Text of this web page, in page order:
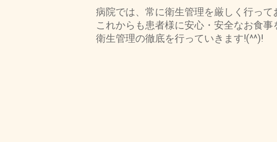
病院では、常に衛生管理を厳しく行って
これからも患者様に安心・安全なお食事
衛生管理の徹底を行っていきます!(^^)!